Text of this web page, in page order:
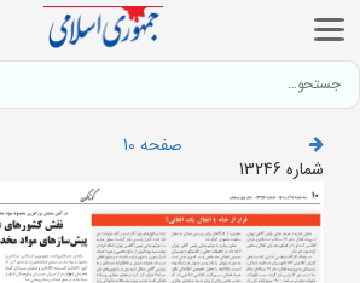
صفحه 10
شماره 13246